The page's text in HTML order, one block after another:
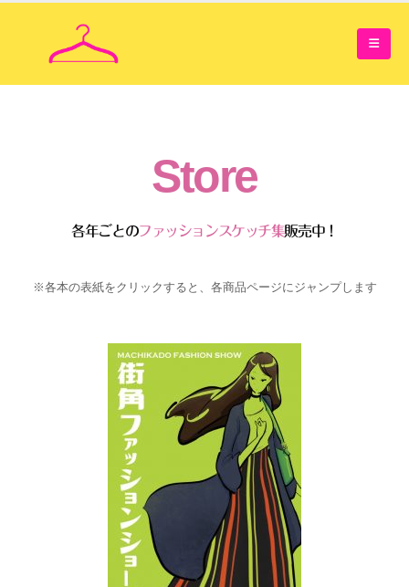
Store
各年ごとのファッションスケッチ集販売中！
※各本の表紙をクリックすると、各商品ページにジャンプします